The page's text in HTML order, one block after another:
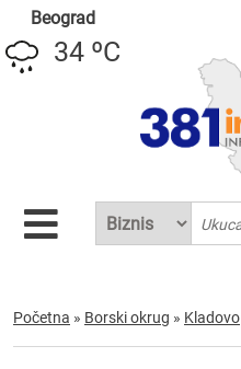
Beograd
34 ºC
Početna » Borski okrug » Kladovo